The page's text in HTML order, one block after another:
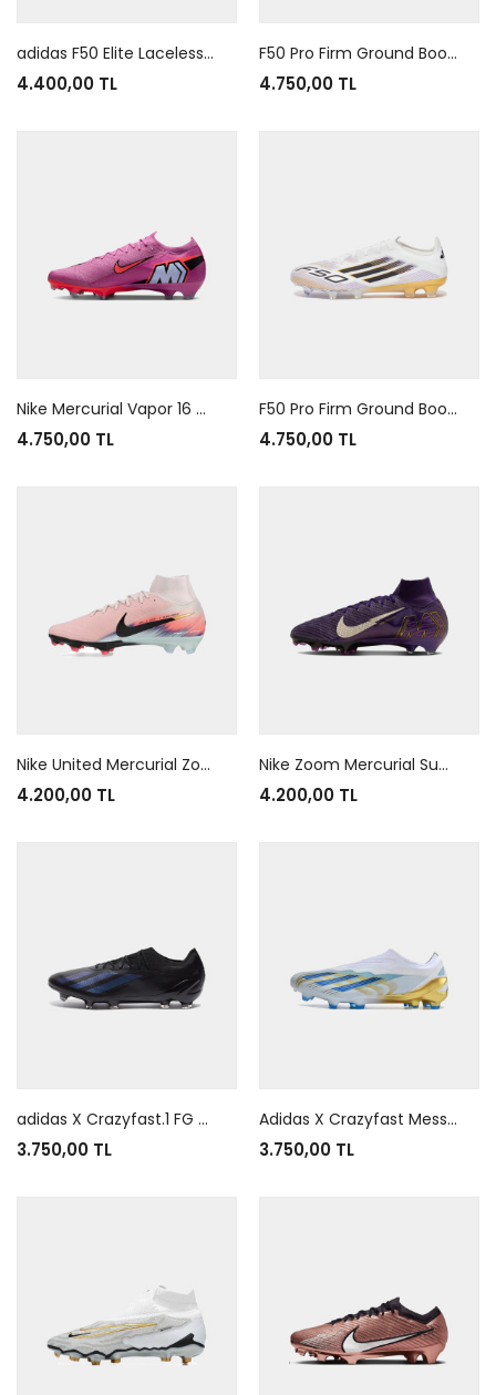
adidas F50 Elite Laceless FG Lamine Yamal
4.400,00 TL
F50 Pro Firm Ground Boots Beam Orange
4.750,00 TL
Nike Mercurial Vapor 16 Air Zoom Elite FG Pink
4.750,00 TL
F50 Pro Firm Ground Boots White Gold Metallic
4.750,00 TL
Nike United Mercurial Zoom Superfly 10 Elite Red Blue
4.200,00 TL
Nike Zoom Mercurial Superfly 10 Elite FG Kylian Mbappe Grand Purple
4.200,00 TL
adidas X Crazyfast.1 FG Black
3.750,00 TL
Adidas X Crazyfast Messi.1 FG White Blue Bold
3.750,00 TL